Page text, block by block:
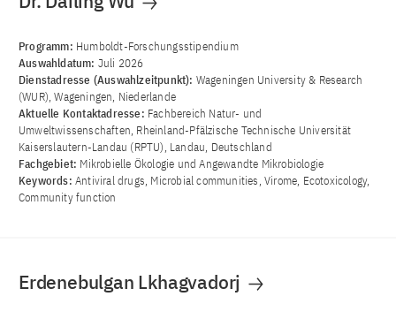
Programm: Humboldt-Forschungsstipendium
Auswahldatum: Juli 2026
Dienstadresse (Auswahlzeitpunkt): Wageningen University & Research
(WUR), Wageningen, Niederlande
Aktuelle Kontaktadresse: Fachbereich Natur- und
Umweltwissenschaften, Rheinland-Pfälzische Technische Universität
Kaiserslautern-Landau (RPTU), Landau, Deutschland
Fachgebiet: Mikrobielle Ökologie und Angewandte Mikrobiologie
Keywords: Antiviral drugs, Microbial communities, Virome, Ecotoxicology,
Community function
Erdenebulgan Lkhagvadorj